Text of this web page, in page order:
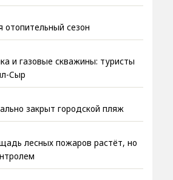
отопительный сезон
и газовые скважины: туристы
Сыр
закрыт городской пляж
лесных пожаров растёт, но